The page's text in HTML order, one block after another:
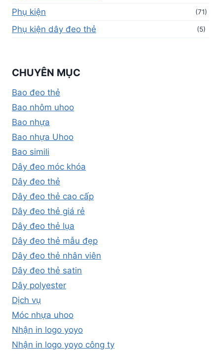
Phụ kiện (71)
Phụ kiện dây đeo thẻ (5)
CHUYÊN MỤC
Bao đeo thẻ
Bao nhôm uhoo
Bao nhựa
Bao nhựa Uhoo
Bao simili
Dây đeo móc khóa
Dây đeo thẻ
Dây đeo thẻ cao cấp
Dây đeo thẻ giá rẻ
Dây đeo thẻ lụa
Dây đeo thẻ mẫu đẹp
Dây đeo thẻ nhân viên
Dây đeo thẻ satin
Dây polyester
Dịch vụ
Móc nhựa uhoo
Nhận in logo yoyo
Nhận in logo yoyo công ty